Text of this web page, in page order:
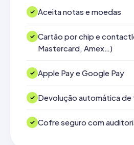
Aceita notas e moedas
Cartão por chip e
Mastercard, Amex…)
Apple Pay e Google Pay
Devolução automática
Cofre seguro com